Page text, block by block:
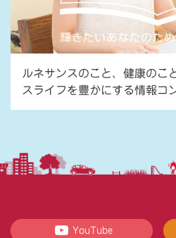
ルネサンスのこと、健康のこ
スライフを豊かにする情報コ
YouTube